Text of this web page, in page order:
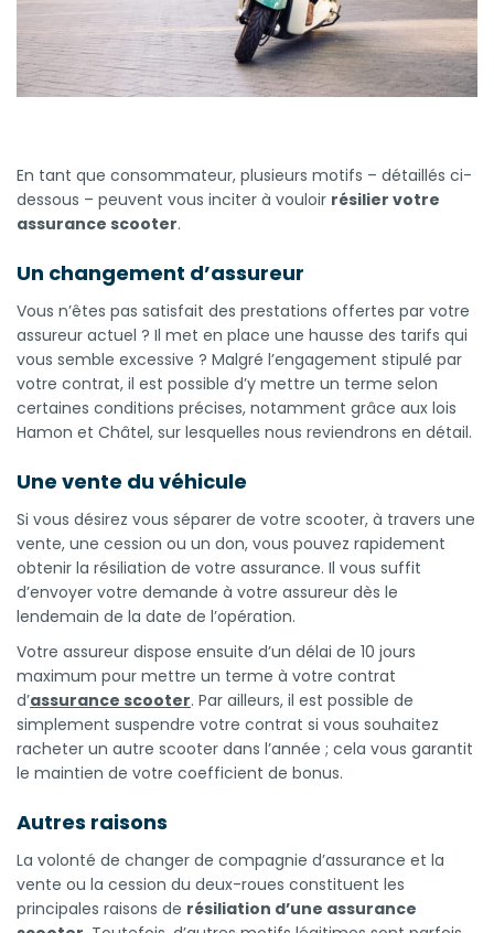
Notre modèle de lettre de résiliation
En tant que consommateur, plusieurs motifs – détaillés ci-
dessous – peuvent vous inciter à vouloir résilier votre
assurance scooter.
Un changement d’assureur
Vous n’êtes pas satisfait des prestations offertes par votre
assureur actuel ? Il met en place une hausse des tarifs qui
vous semble excessive ? Malgré l’engagement stipulé par
votre contrat, il est possible d’y mettre un terme selon
certaines conditions précises, notamment grâce aux lois
Hamon et Châtel, sur lesquelles nous reviendrons en détail.
Une vente du véhicule
Si vous désirez vous séparer de votre scooter, à travers une
vente, une cession ou un don, vous pouvez rapidement
obtenir la résiliation de votre assurance. Il vous suffit
d’envoyer votre demande à votre assureur dès le
lendemain de la date de l’opération.
Votre assureur dispose ensuite d’un délai de 10 jours
maximum pour mettre un terme à votre contrat
d’assurance scooter. Par ailleurs, il est possible de
simplement suspendre votre contrat si vous souhaitez
racheter un autre scooter dans l’année ; cela vous garantit
le maintien de votre coefficient de bonus.
Autres raisons
La volonté de changer de compagnie d’assurance et la
vente ou la cession du deux-roues constituent les
principales raisons de résiliation d’une assurance